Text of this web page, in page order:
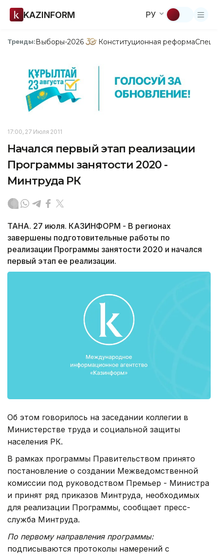
KAZINFORM РУ
Тренды:Выборы-2026 Конституционная реформа
17:00, 27 Июля 2011
Начался первый этап реализации
Программы занятости 2020 -
Минтруда РК
ТАНА. 27 июля. КАЗИНФОРМ - В регионах
завершены подготовительные работы по
реализации Программы занятости 2020 и начался
первый этап ее реализации.
Об этом говорилось на заседании коллегии в
Министерстве труда и социальной защиты
населения РК.
В рамках программы Правительством принято
постановление о создании Межведомственной
комиссии под руководством Премьер - Министра
и принят ряд приказов Минтруда, необходимых
для реализации Программы, сообщает пресс-
служба Минтруда.
По первому направления программы:
подписываются протоколы намерений с